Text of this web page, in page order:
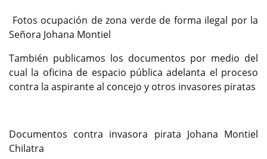
Fotos ocupación de zona verde de forma ilegal por la
Señora Johana Montiel
También publicamos los documentos por medio del
cual la oficina de espacio pública adelanta el proceso
contra la aspirante al concejo y otros invasores piratas
Documentos contra invasora pirata Johana Montiel
Chilatra